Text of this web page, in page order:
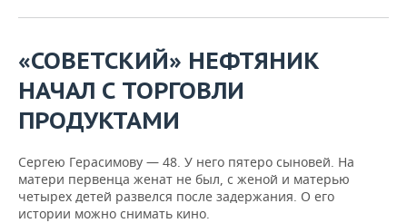
«СОВЕТСКИЙ» НЕФТЯНИК
НАЧАЛ С ТОРГОВЛИ
ПРОДУКТАМИ
Сергею Герасимову — 48. У него пятеро сыновей. На
матери первенца женат не был, с женой и матерью
четырех детей развелся после задержания. О его
истории можно снимать кино.